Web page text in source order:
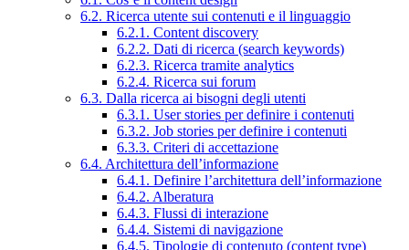
6.2. Ricerca utente sui contenuti e il linguaggio
6.2.1. Content discovery
6.2.2. Dati di ricerca (search keywords)
6.2.3. Ricerca tramite analytics
6.2.4. Ricerca sui forum
6.3. Dalla ricerca ai bisogni degli utenti
6.3.1. User stories per definire i contenuti
6.3.2. Job stories per definire i contenuti
6.3.3. Criteri di accettazione
6.4. Architettura dell’informazione
6.4.1. Definire l’architettura dell’informazione
6.4.2. Alberatura
6.4.3. Flussi di interazione
6.4.4. Sistemi di navigazione
6.4.5. Tipologie di contenuto (content type)